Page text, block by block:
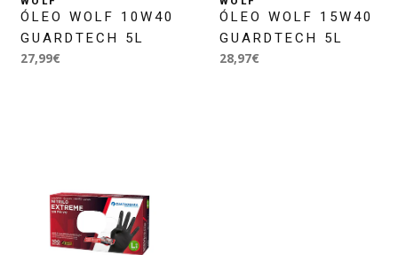
ÓLEO WOLF 10W40
GUARDTECH 5L
27,99€
ÓLEO WOLF 15W40
GUARDTECH 5L
28,97€